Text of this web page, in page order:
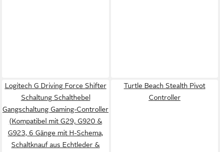
Logitech G Driving Force Shifter
Schaltung Schalthebel
Gangschaltung Gaming-Controller
(Kompatibel mit G29, G920 &
G923, 6 Gänge mit H-Schema,
Schaltknauf aus Echtleder &
Turtle Beach Stealth Pivot
Controller